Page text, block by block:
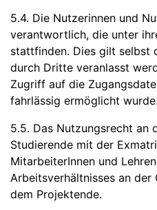
5.4. Die Nutzerinnen und
verantwortlich, die unter
stattfinden. Dies gilt selbst
durch Dritte veranlasst
Zugriff auf die
fahrlässig ermöglicht wurde.
5.5. Das Nutzungsrecht
Studierende mit der
MitarbeiterInnen und
Arbeitsverhältnisses an der
dem Projektende.